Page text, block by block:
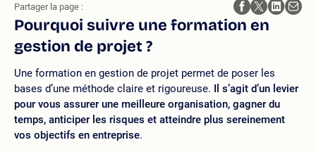
Pourquoi suivre une formation en
gestion de projet ?
Une formation en gestion de projet permet de poser les
bases d’une méthode claire et rigoureuse. Il s’agit d’un levier
pour vous assurer une meilleure organisation, gagner du
temps, anticiper les risques et atteindre plus sereinement
vos objectifs en entreprise.
Partager la page :